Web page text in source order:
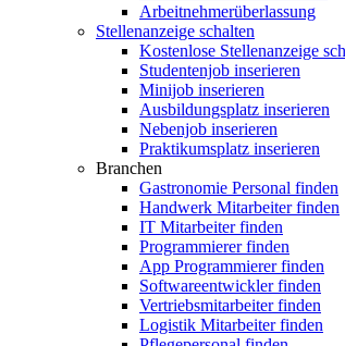
Arbeitnehmerüberlassung
Stellenanzeige schalten
Kostenlose Stellenanzeige
Studentenjob inserieren
Minijob inserieren
Ausbildungsplatz inserieren
Nebenjob inserieren
Praktikumsplatz inserieren
Branchen
Gastronomie Personal finden
Handwerk Mitarbeiter finden
IT Mitarbeiter finden
Programmierer finden
App Programmierer finden
Softwareentwickler finden
Vertriebsmitarbeiter finden
Logistik Mitarbeiter finden